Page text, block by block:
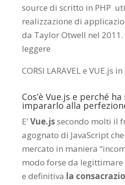
source di scritto in PHP
realizzazione di
da Taylor Otwell nel 2011.
leggere
CORSI LARAVEL e VUE.js
Cos’è Vue.js e perché
impararlo alla
E’Vue.jssecondo molti il
agognato di JavaScript
mercato in maniera
modo forse da
e definitiva la